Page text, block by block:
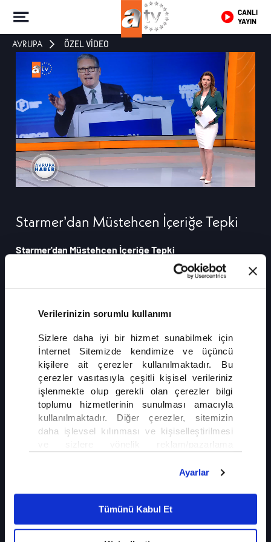
Verilerinizin sorumlu kullanımı
Sizlere daha iyi bir hizmet sunabilmek için
İnternet Sitemizde kendimize ve üçüncü
kişilere ait çerezler kullanılmaktadır. Bu
çerezler vasıtasıyla çeşitli kişisel verileriniz
işlenmekte olup gerekli olan çerezler bilgi
toplumu hizmetlerinin sunulması amacıyla
kullanılmaktadır. Diğer çerezler, sitemizin
daha işlevsel kılınması ve kişiselleştirilmesi
olarak açık rızanız dahilinde kullanılacaktır.
vasıtasıyla belirleyebilirsiniz. Çerezlere ilişkin
detaylı bilgi için Ayarlar butonuna tıklayabilir,
Çerez BilgilendirmeMetnimizi ziyaret
Ayarlar
Tümünü Kabul Et
CANLI
YAYIN
AVRUPA ÖZEL VİDEO
Starmer’dan Müstehcen İçeriğe Tepki
Starmer'dan Müstehcen İçeriğe Tepki
İngiltere Başbakanı Keir Starmer, çocukların müstehcen içeriklere erişimini
engellemek için internet şirketlerini uyardı. İngiltere'de bu tür içeriklere
geçit vermeyeceklerini belirten Starmer, kurallara uymayanları para
İLGİNİZİ ÇEKEBİLİR
Gazze'de Ateşkes Yine Çıkmaza Girdi